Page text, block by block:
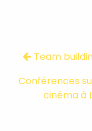
Team
Conférences
cinéma à